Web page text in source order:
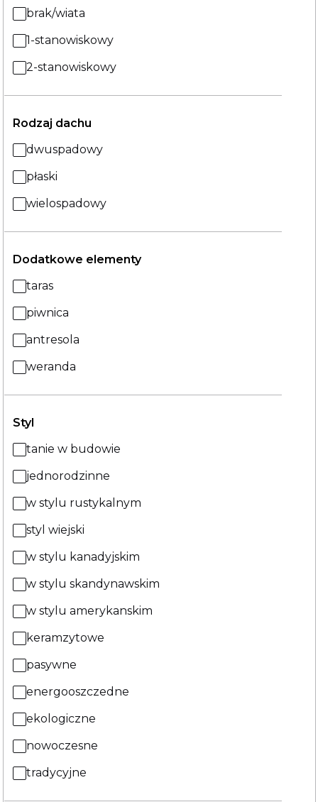
brak/wiata
1-stanowiskowy
2-stanowiskowy
Rodzaj dachu
dwuspadowy
płaski
wielospadowy
Dodatkowe elementy
taras
piwnica
antresola
weranda
Styl
tanie w budowie
jednorodzinne
w stylu rustykalnym
styl wiejski
w stylu kanadyjskim
w stylu skandynawskim
w stylu amerykanskim
keramzytowe
pasywne
energooszczedne
ekologiczne
nowoczesne
tradycyjne